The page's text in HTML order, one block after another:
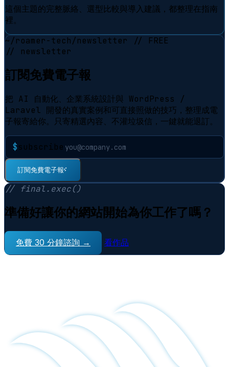
這個主題的完整脈絡、選型比較與導入建議，都整理在指南
裡。
~/roamer-tech/newsletter
// FREE
// newsletter
訂閱免費電子報
把 AI 自動化、企業系統設計與 WordPress /
Laravel 開發的真實案例和可直接照做的技巧，整理成電
子報寄給你。只寄精選內容、不灌垃圾信，一鍵就能退訂。
$subscribe
訂閱免費電子報⠋
// final.exec()
準備好讓你的網站開始為你工作了嗎？
免費 30 分鐘諮詢 → 看作品